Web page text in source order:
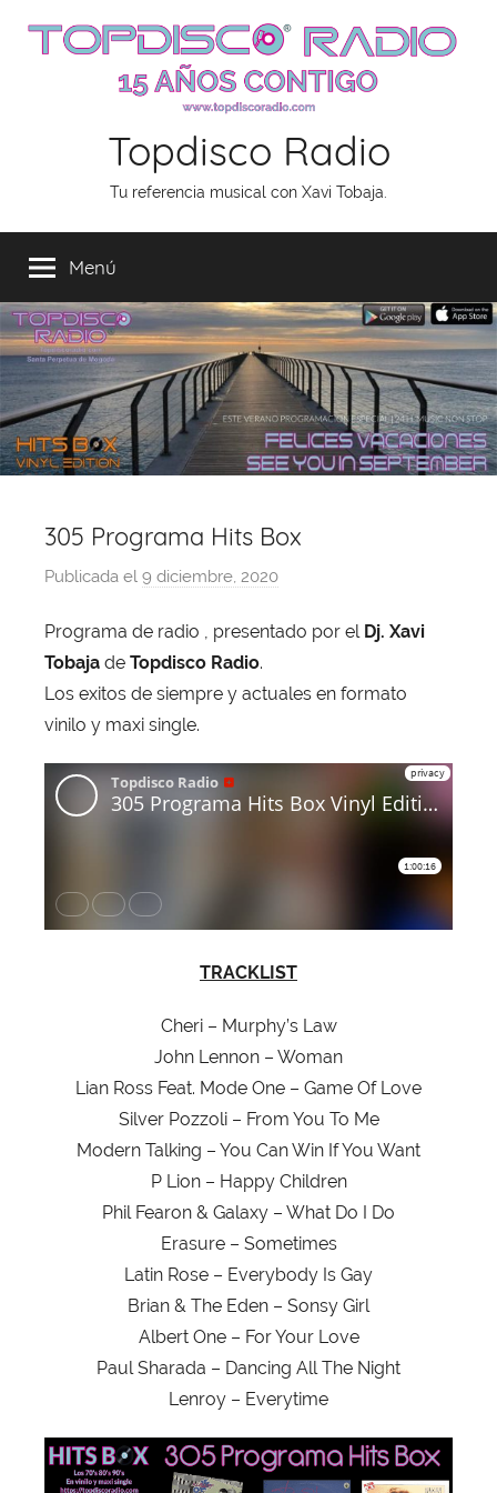
Topdisco Radio
Tu referencia musical con Xavi Tobaja.
Menú
305 Programa Hits Box
Publicada el 9 diciembre, 2020
r
a
o
Programa de radio , presentado por el Dj. Xavi
Tobaja de Topdisco Radio.
Los exitos de siempre y actuales en formato
vinilo y maxi single.
TRACKLIST
Cheri – Murphy’s Law
John Lennon – Woman
Lian Ross Feat. Mode One – Game Of Love
Silver Pozzoli – From You To Me
Modern Talking – You Can Win If You Want
P Lion – Happy Children
Phil Fearon & Galaxy – What Do I Do
Erasure – Sometimes
Latin Rose – Everybody Is Gay
Brian & The Eden – Sonsy Girl
Albert One – For Your Love
Paul Sharada – Dancing All The Night
Lenroy – Everytime